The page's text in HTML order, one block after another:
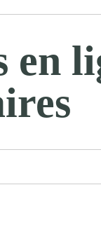
en